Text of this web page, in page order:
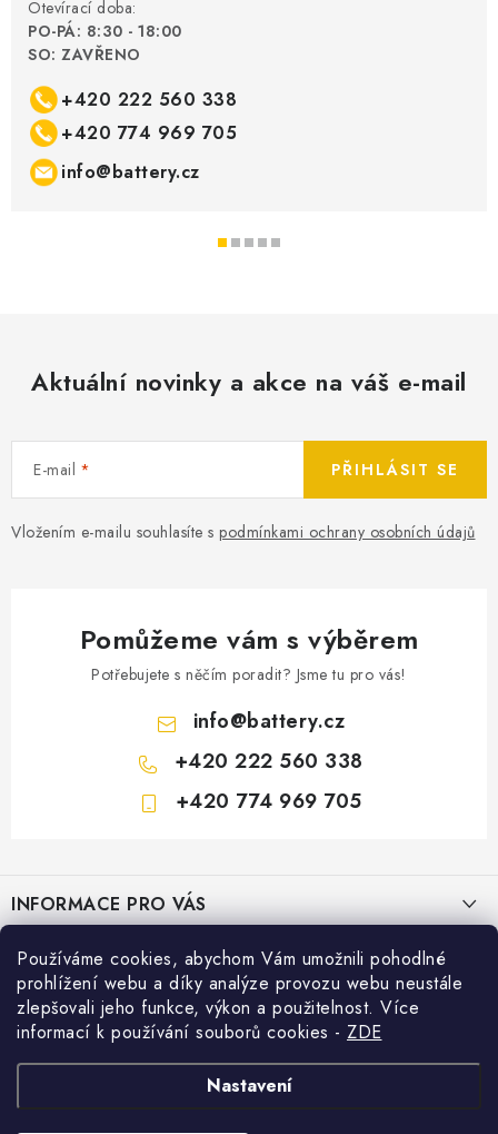
Používáme cookies, abychom Vám umožnili pohodlné
prohlížení webu a díky analýze provozu webu neustále
zlepšovali jeho funkce, výkon a použitelnost. Více
informací k používání souborů cookies - ZDE
Nastavení
Otevírací doba:
PO-PÁ: 8:30 - 18:00
SO: ZAVŘENO
+420 222 560 338
+420 774 969 705
info@battery.cz
Aktuální novinky a akce na váš e-mail
E-mail
Vložením e-mailu souhlasíte s podmínkami ochrany osobních údajů
PŘIHLÁSIT SE
Pomůžeme vám s výběrem
Potřebujete s něčím poradit? Jsme tu pro vás!
info@battery.cz
+420 222 560 338
+420 774 969 705
pINFORMACE PRO VÁS
KONTAKTY
POŠTOVNÉ A DOPRAVA
KONFIGURÁTOR AUTOBATERIÍ
PRODEJNY BATTERY.CZ
Prodejna Brno - Pražákova ul.
Prodejna Praha - Brožíkova ul.
Prodejna Ústí n. Labem - Žižkova ul.
Konfigurátor AUTOBATERIE
Konfigurátor AUTOBATERIE
Vyhledávání